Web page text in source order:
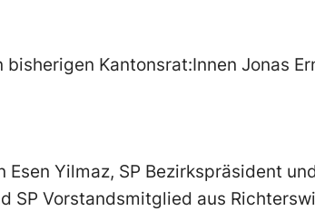
Kantonsrat:Innen Jonas
Yilmaz, SP Bezirkspräsident
SP Vorstandsmitglied aus